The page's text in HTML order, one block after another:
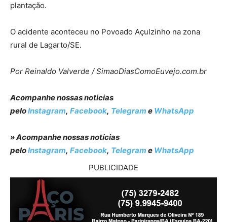
plantação.
O acidente aconteceu no Povoado Açulzinho na zona
rural de Lagarto/SE.
Por Reinaldo Valverde / SimaoDiasComoEuvejo.com.br
Acompanhe nossas noticias
peloInstagram, Facebook, Telegram e WhatsApp
» Acompanhe nossas notícias
peloInstagram, Facebook, Telegram e WhatsApp
PUBLICIDADE